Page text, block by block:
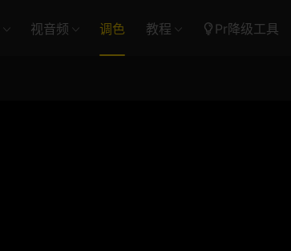
视音频 调色 教程 Pr降级工具